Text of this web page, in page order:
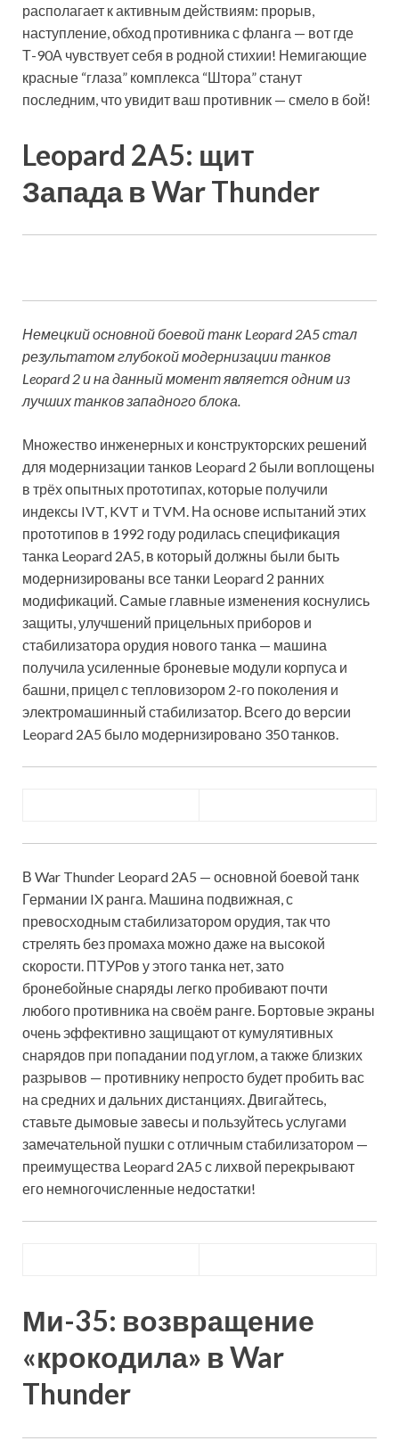
располагает к активным действиям: прорыв,
наступление, обход противника с фланга — вот где
Т-90А чувствует себя в родной стихии! Немигающие
красные “глаза” комплекса “Штора” станут
последним, что увидит ваш противник — смело в бой!
Leopard 2A5: щит
Запада в War Thunder
Немецкий основной боевой танк Leopard 2A5 стал
результатом глубокой модернизации танков
Leopard 2 и на данный момент является одним из
лучших танков западного блока.​
Множество инженерных и конструкторских решений
для модернизации танков Leopard 2 были воплощены
в трёх опытных прототипах, которые получили
индексы IVT, KVT и TVM. На основе испытаний этих
прототипов в 1992 году родилась спецификация
танка Leopard 2A5, в который должны были быть
модернизированы все танки Leopard 2 ранних
модификаций. Самые главные изменения коснулись
защиты, улучшений прицельных приборов и
стабилизатора орудия нового танка — машина
получила усиленные броневые модули корпуса и
башни, прицел с тепловизором 2-го поколения и
электромашинный стабилизатор. Всего до версии
Leopard 2A5 было модернизировано 350 танков.
В War Thunder Leopard 2A5 — основной боевой танк
Германии IX ранга. Машина подвижная, с
превосходным стабилизатором орудия, так что
стрелять без промаха можно даже на высокой
скорости. ПТУРов у этого танка нет, зато
бронебойные снаряды легко пробивают почти
любого противника на своём ранге. Бортовые экраны
очень эффективно защищают от кумулятивных
снарядов при попадании под углом, а также близких
разрывов — противнику непросто будет пробить вас
на средних и дальних дистанциях. Двигайтесь,
ставьте дымовые завесы и пользуйтесь услугами
замечательной пушки с отличным стабилизатором —
преимущества Leopard 2A5 с лихвой перекрывают
его немногочисленные недостатки!
Ми-35: возвращение
«крокодила» в War
Thunder